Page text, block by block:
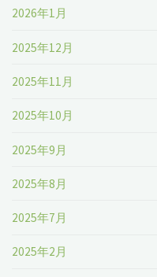
2026年1月
2025年12月
2025年11月
2025年10月
2025年9月
2025年8月
2025年7月
2025年2月